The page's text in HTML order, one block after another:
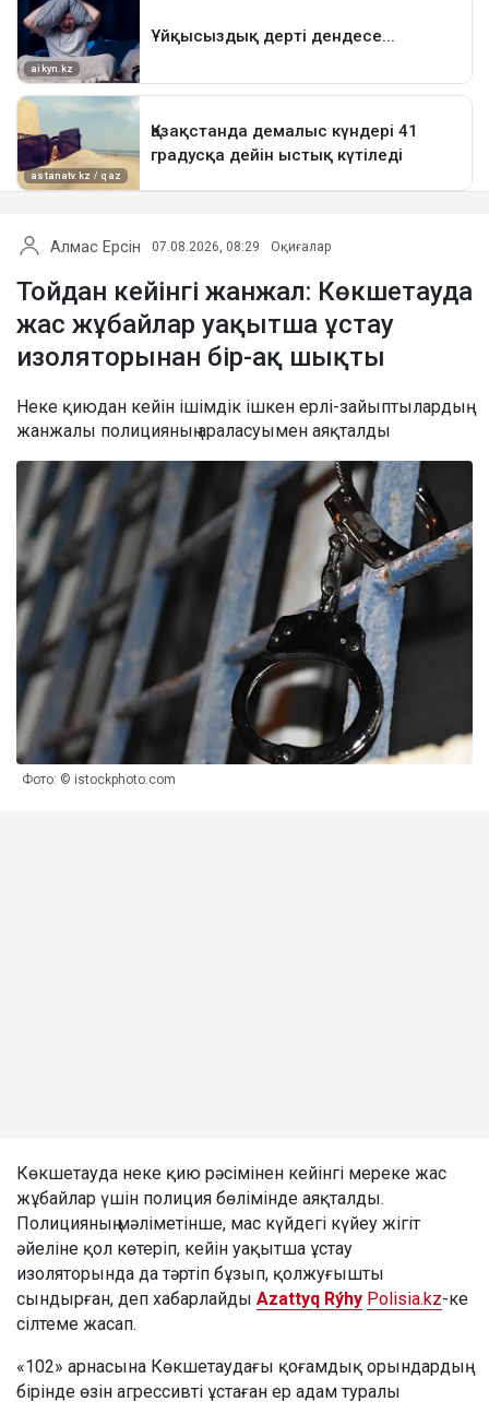
Алмас Ерсін 07.08.2026, 08:29 Оқиғалар
Тойдан кейінгі жанжал: Көкшетауда
жас жұбайлар уақытша ұстау
изоляторынан бір-ақ шықты
Неке қиюдан кейін ішімдік ішкен ерлі-зайыптылардың
жанжалы полицияның араласуымен аяқталды
Фото: © istockphoto.com
Көкшетауда неке қию рәсімінен кейінгі мереке жас
жұбайлар үшін полиция бөлімінде аяқталды.
Полицияның мәліметінше, мас күйдегі күйеу жігіт
әйеліне қол көтеріп, кейін уақытша ұстау
изоляторында да тәртіп бұзып, қолжуғышты
сындырған, деп хабарлайды Azattyq Rýhy Polisia.kz-ке
сілтеме жасап.
«102» арнасына Көкшетаудағы қоғамдық орындардың
бірінде өзін агрессивті ұстаған ер адам туралы